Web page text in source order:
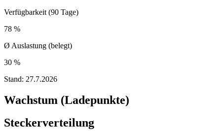
Verfügbarkeit (90 Tage)
78 %
Ø Auslastung (belegt)
30 %
Stand: 27.7.2026
Wachstum (Ladepunkte)
Steckerverteilung